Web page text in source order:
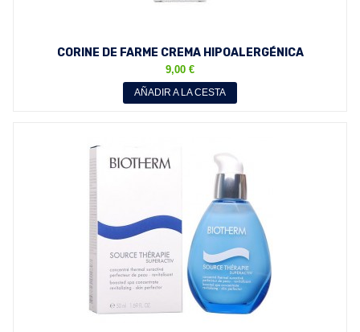
CORINE DE FARME CREMA HIPOALERGÉNICA
HIDRATANTE CALMA Y...
9,00 €
AÑADIR A LA CESTA